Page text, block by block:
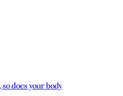
does your body